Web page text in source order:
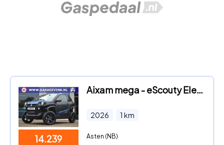
14.239
Aixam mega - eScouty Elektrische Brommobiel Apple car play en Android
2026 1 km
Asten (NB)